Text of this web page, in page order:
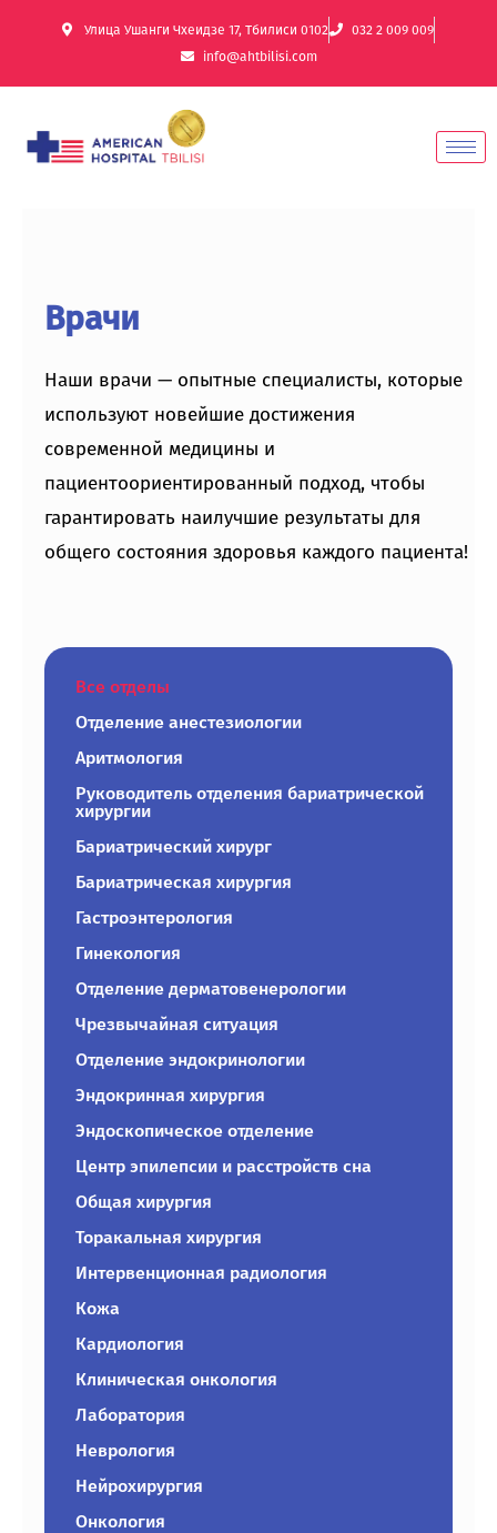
Улица Ушанги Чхеидзе 17, Тбилиси 0102
032 2 009 009
info@ahtbilisi.com
Врачи
Наши врачи — опытные специалисты, которые
используют новейшие достижения
современной медицины и
пациентоориентированный подход, чтобы
гарантировать наилучшие результаты для
общего состояния здоровья каждого пациента!
Отделение анестезиологии
Аритмология
Руководитель отделения бариатрической
хирургии
Бариатрический хирург
Бариатрическая хирургия
Гастроэнтерология
Гинекология
Отделение дерматовенерологии
Чрезвычайная ситуация
Отделение эндокринологии
Эндокринная хирургия
Эндоскопическое отделение
Центр эпилепсии и расстройств сна
Общая хирургия
Торакальная хирургия
Интервенционная радиология
Кожа
Кардиология
Клиническая онкология
Лаборатория
Неврология
Нейрохирургия
Онкология
Все отделы